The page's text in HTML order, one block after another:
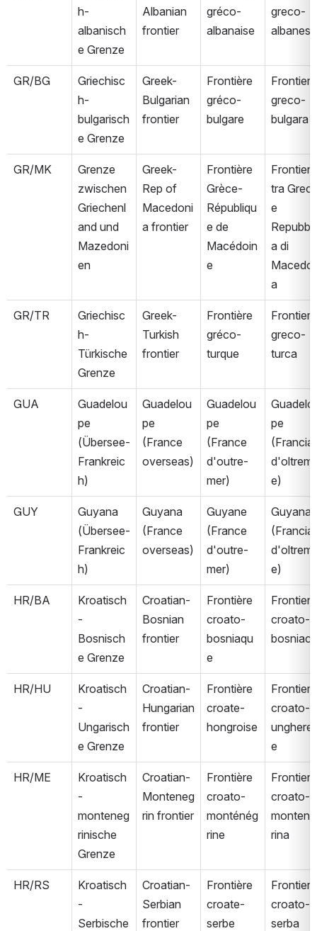
h-
albanisch
e Grenze
Albanian
frontier
gréco-
albanaise
greco-
albanese
GR/BG
Griechisc
h-
bulgarisch
e Grenze
Greek-
Bulgarian
frontier
Frontière
gréco-
bulgare
Frontiera
greco-
bulgara
GR/MK
Grenze
zwischen
Griechenl
and und
Mazedoni
en
Greek-
Rep of
Macedoni
a frontier
Frontière
Grèce-
Républiqu
e de
Macédoin
e
Frontiera
tra
e
a di
a
GR/TR
Griechisc
h-
Türkische
Grenze
Greek-
Turkish
frontier
Frontière
gréco-
turque
Frontiera
greco-
turca
GUA
Guadelou
pe
(Übersee-
Frankreic
h)
Guadelou
pe
(France
overseas)
Guadelou
pe
(France
d'outre-
mer)
pe
(Francia
e)
GUY
Guyana
(Übersee-
Frankreic
h)
Guyana
(France
overseas)
Guyane
(France
d'outre-
mer)
Guyana
(Francia
e)
HR/BA
Kroatisch
-
Bosnisch
e Grenze
Croatian-
Bosnian
frontier
Frontière
croato-
bosniaqu
e
Frontiera
croato-
bosniaca
HR/HU
Kroatisch
-
Ungarisch
e Grenze
Croatian-
Hungarian
frontier
Frontière
croate-
hongroise
Frontiera
croato-
e
HR/ME
Kroatisch
-
monteneg
rinische
Grenze
Croatian-
Monteneg
rin frontier
Frontière
croato-
monténég
rine
Frontiera
croato-
rina
HR/RS
Kroatisch
-
Serbische
Croatian-
Serbian
frontier
Frontière
croate-
serbe
Frontiera
croato-
serba